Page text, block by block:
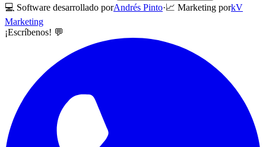
💻 Software desarrollado porAndrés Pinto·📈 Marketing porkV
Marketing
¡Escríbenos! 💬